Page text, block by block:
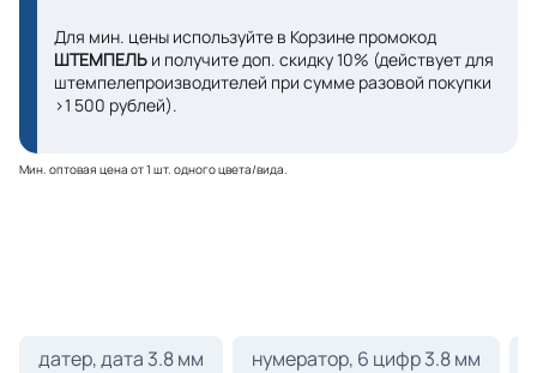
Для мин. цены используйте в Корзине промокод
ШТЕМПЕЛЬ и получите доп. скидку 10% (действует для
штемпелепроизводителей при сумме разовой покупки
>1 500 рублей).
Мин. оптовая цена от 1 шт. одного цвета/вида.
датер, дата 3.8 мм нумератор, 6 цифр 3.8 мм